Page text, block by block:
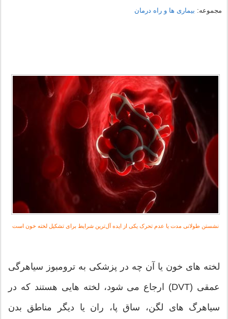
مجموعه: بیماری ها و راه درمان
نشستن طولانی مدت یا عدم تحرک یکی از ایده آل‌ترین شرایط برای تشکیل لخته خون است
لخته های خون یا آن چه در پزشکی به ترومبوز سیاهرگی
عمقی (DVT) ارجاع می شود، لخته هایی هستند که در
سیاهرگ های لگن، ساق پا، ران یا دیگر مناطق بدن